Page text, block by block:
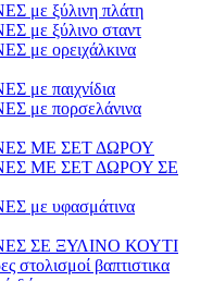
ξύλινη πλάτη
ξύλινο σταντ
ορειχάλκινα
παιχνίδια
πορσελάνινα
ΜΕ ΣΕΤ ΔΩΡΟΥ
ΜΕ ΣΕΤ ΔΩΡΟΥ ΣΕ
υφασμάτινα
ΣΕ ΞΥΛΙΝΟ ΚΟΥΤΙ
βαπτιστικα